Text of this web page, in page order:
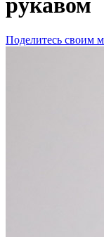
рукавом
Поделитесь своим